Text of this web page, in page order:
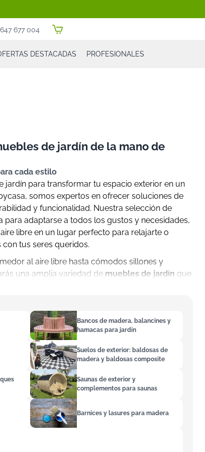
647 677 004
DESTACADAS PROFESIONALES
de jardín de la mano de
cada estilo
jardín para transformar tu espacio exterior en un
, somos expertos en ofrecer soluciones de
y funcionalidad. Nuestra selección de
para adaptarse a todos los gustos y necesidades,
libre en un lugar perfecto para relajarte o
tus seres queridos.
al aire libre hasta cómodos sillones y
una amplia variedad de muebles de jardín que
Nuestra colección incluye materiales de alta
para exteriores, que no solo resiste las
sino que también aporta un toque natural y
acogedor para leer un libro, organizar comidas
disfrutar del sol en un entorno cómodo,
muebles de jardín son una inversión en
productos están fabricados con materiales
años de uso sin perder su encanto. La madera
de bosques gestionados de manera
Bancos de madera, balancines y
hamacas para jardín
Suelos de exterior: baldosas de
madera y baldosas composite
Saunas de exterior y
complementos para saunas
Barnices y lasures para madera